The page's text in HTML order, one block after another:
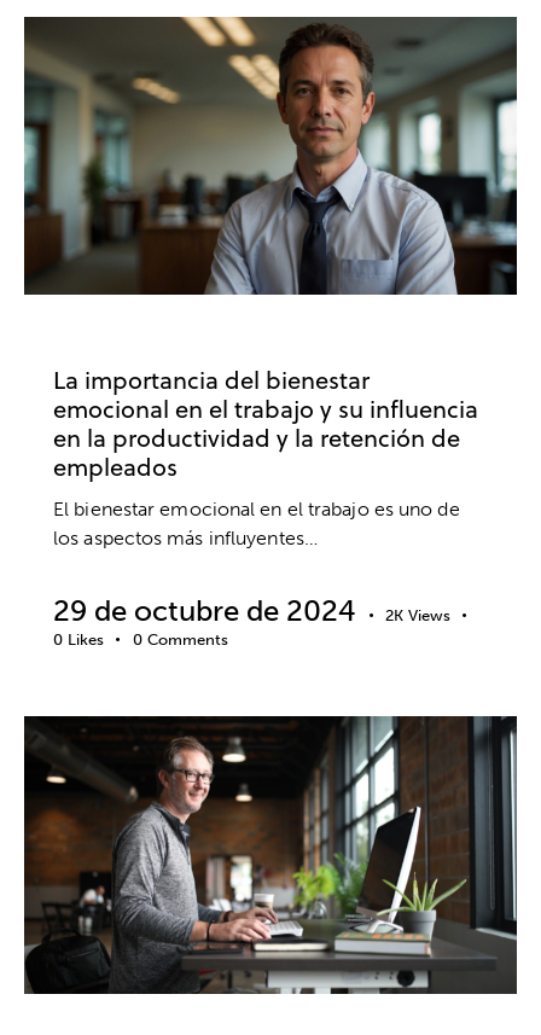
La importancia del bienestar
emocional en el trabajo y su influencia
en la productividad y la retención de
empleados
El bienestar emocional en el trabajo es uno de
los aspectos más influyentes…
29 de octubre de 2024 2K Views
0 Likes 0 Comments